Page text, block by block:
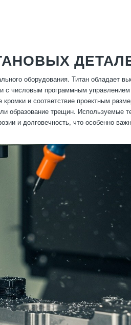
оборудования. Титан обладает
числовым программным управлением
и соответствие проектным
образование трещин. Используемые
и долговечность, что особенно